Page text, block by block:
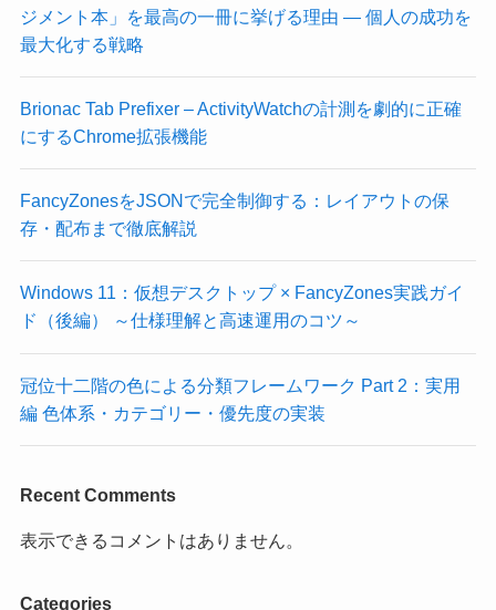
ジメント本」を最高の一冊に挙げる理由 ― 個人の成功を
最大化する戦略
Brionac Tab Prefixer – ActivityWatchの計測を劇的に正確
にするChrome拡張機能
FancyZonesをJSONで完全制御する：レイアウトの保
存・配布まで徹底解説
Windows 11：仮想デスクトップ × FancyZones実践ガイ
ド（後編） ～仕様理解と高速運用のコツ～
冠位十二階の色による分類フレームワーク Part 2：実用
編 色体系・カテゴリー・優先度の実装
Recent Comments
表示できるコメントはありません。
Categories